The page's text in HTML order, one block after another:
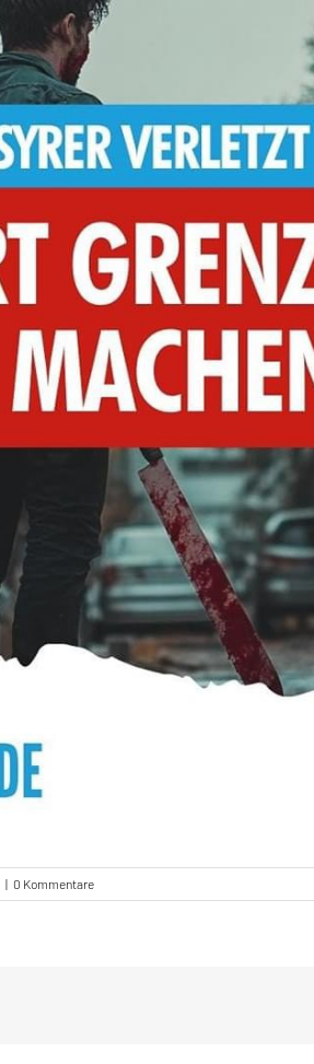
| 0 Kommentare